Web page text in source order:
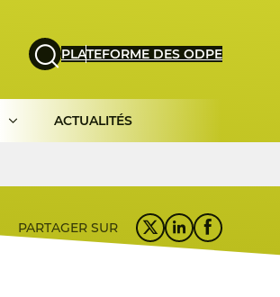
PLATEFORME DES ODPE
ACTUALITÉS
PARTAGER SUR